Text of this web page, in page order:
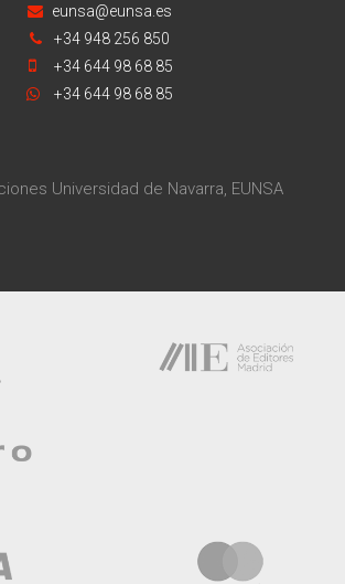
eunsa@eunsa.es
+34 948 256 850
+34 644 98 68 85
+34 644 98 68 85
Universidad de Navarra, EUNSA